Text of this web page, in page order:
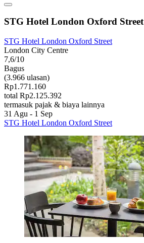
STG Hotel London Oxford Street
STG Hotel London Oxford Street
London City Centre
7,6/10
Bagus
(3.966 ulasan)
Rp1.771.160
total Rp2.125.392
termasuk pajak & biaya lainnya
31 Agu - 1 Sep
STG Hotel London Oxford Street